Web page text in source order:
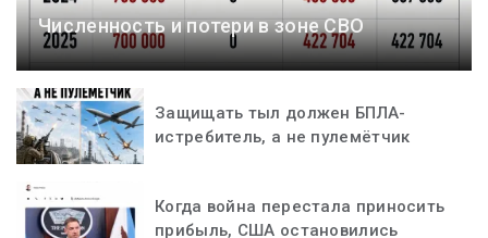
Численность и потери в зоне СВО
Защищать тыл должен БПЛА-
истребитель, а не пулемётчик
Когда война перестала приносить
прибыль, США остановились